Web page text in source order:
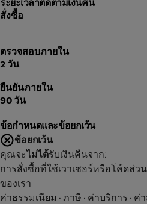
ระยะเวลาติดตามเงินคืน
สั่งซื้อ
ตรวจสอบภายใน
2 วัน
ยืนยันภายใน
90 วัน
ข้อกำหนดและข้อยกเว้น
ข้อยกเว้น
คุณจะไม่ได้รับเงินคืนจาก:
การสั่งซื้อที่ใช้เวาเชอร์หรือโค้ดส่
ของเรา
ค่าธรรมเนียม · ภาษี · ค่าบริการ · ค่